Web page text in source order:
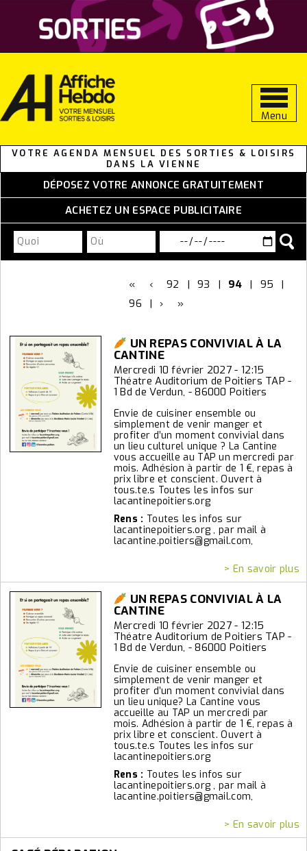
Menu
VOTRE AGENDA MENSUEL DES SORTIES & LOISIRS
DANS LA VIENNE
DÉPOSEZ VOTRE ANNONCE GRATUITEMENT
ACHETEZ UN ESPACE PUBLICITAIRE
« ‹ 92 | 93 | 94 | 95
|
96
| › »
UN REPAS CONVIVIAL À LA
CANTINE
Mercredi 10 février 2027 - 12:15
Théatre Auditorium de Poitiers TAP -
1 Bd de Verdun, - 86000 Poitiers
Envie de cuisiner ensemble ou
simplement de venir manger et
profiter d’un moment convivial dans
un lieu culturel unique ? La Cantine
vous accueille au TAP un mercredi par
mois. Adhésion à partir de 1 €, repas à
prix libre et conscient. Ouvert à
tous.te.s Toutes les infos sur
lacantinepoitiers.org
Rens : Toutes les infos sur
lacantinepoitiers.org , par mail à
lacantine.poitiers@gmail.com,
> En savoir plus
UN REPAS CONVIVIAL À LA
CANTINE
Mercredi 10 février 2027 - 12:15
Théatre Auditorium de Poitiers TAP -
1 Bd de Verdun, - 86000 Poitiers
Envie de cuisiner ensemble ou
simplement de venir manger et
profiter d’un moment convivial dans
un lieu unique? La Cantine vous
accueille au TAP un mercredi par
mois. Adhésion à partir de 1 €, repas à
prix libre et conscient. Ouvert à
tous.te.s Toutes les infos sur
lacantinepoitiers.org
Rens : Toutes les infos sur
lacantinepoitiers.org , par mail à
lacantine.poitiers@gmail.com,
> En savoir plus